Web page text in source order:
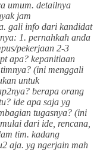
umum. detailnya
jam
gali info dari kandidat
1. pernahkah anda
pekerjaan 2-3
apa? kepanitiaan
(ini menggali
untuk
berapa orang
ide apa saja yg
tugasnya? (ini
dari ide, rencana,
tim. kadang
aja. yg ngerjain mah